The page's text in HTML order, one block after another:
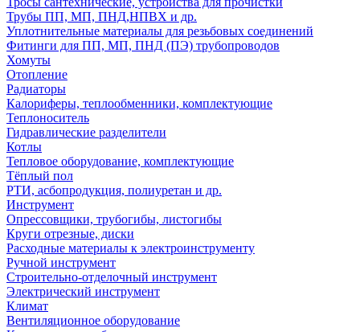
Трубы ПП, МП, ПНД,НПВХ и др.
Уплотнительные материалы для резьбовых соединений
Фитинги для ПП, МП, ПНД (ПЭ) трубопроводов
Хомуты
Отопление
Радиаторы
Калориферы, теплообменники, комплектующие
Теплоноситель
Гидравлические разделители
Котлы
Тепловое оборудование, комплектующие
Тёплый пол
РТИ, асбопродукция, полиуретан и др.
Инструмент
Опрессовщики, трубогибы, листогибы
Круги отрезные, диски
Расходные материалы к электроинструменту
Ручной инструмент
Строительно-отделочный инструмент
Электрический инструмент
Климат
Вентиляционное оборудование